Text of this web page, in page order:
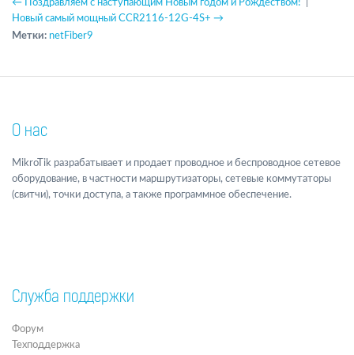
← Поздравляем с наступающим Новым годом и Рождеством!
Новый самый мощный CCR2116-12G-4S+ →
Метки: netFiber9
О нас
MikroTik разрабатывает и продает проводное и беспроводное сетевое
оборудование, в частности маршрутизаторы, сетевые коммутаторы
(свитчи), точки доступа, а также программное обеспечение.
Служба поддержки
Форум
Техподдержка